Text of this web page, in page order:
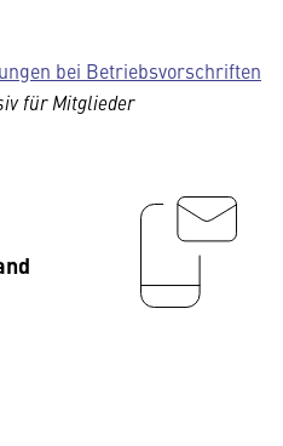
bei Betriebsvorschriften
für Mitglieder